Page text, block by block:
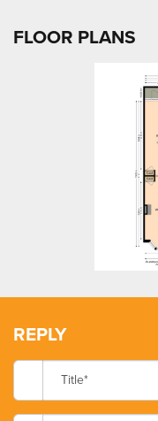
FLOOR PLANS
previous
REPLY
Title*